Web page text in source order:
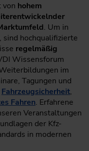
von hohem
. Um in
sind hochqualifizierte
regelmäßig
Wissensforum
im
Tagungen und
Fahrzeugsicherheit,
Fahren. Erfahrene
Veranstaltungen
der Kfz-
in modernen